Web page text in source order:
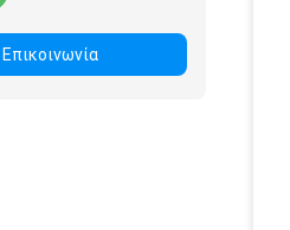
Επικοινωνία